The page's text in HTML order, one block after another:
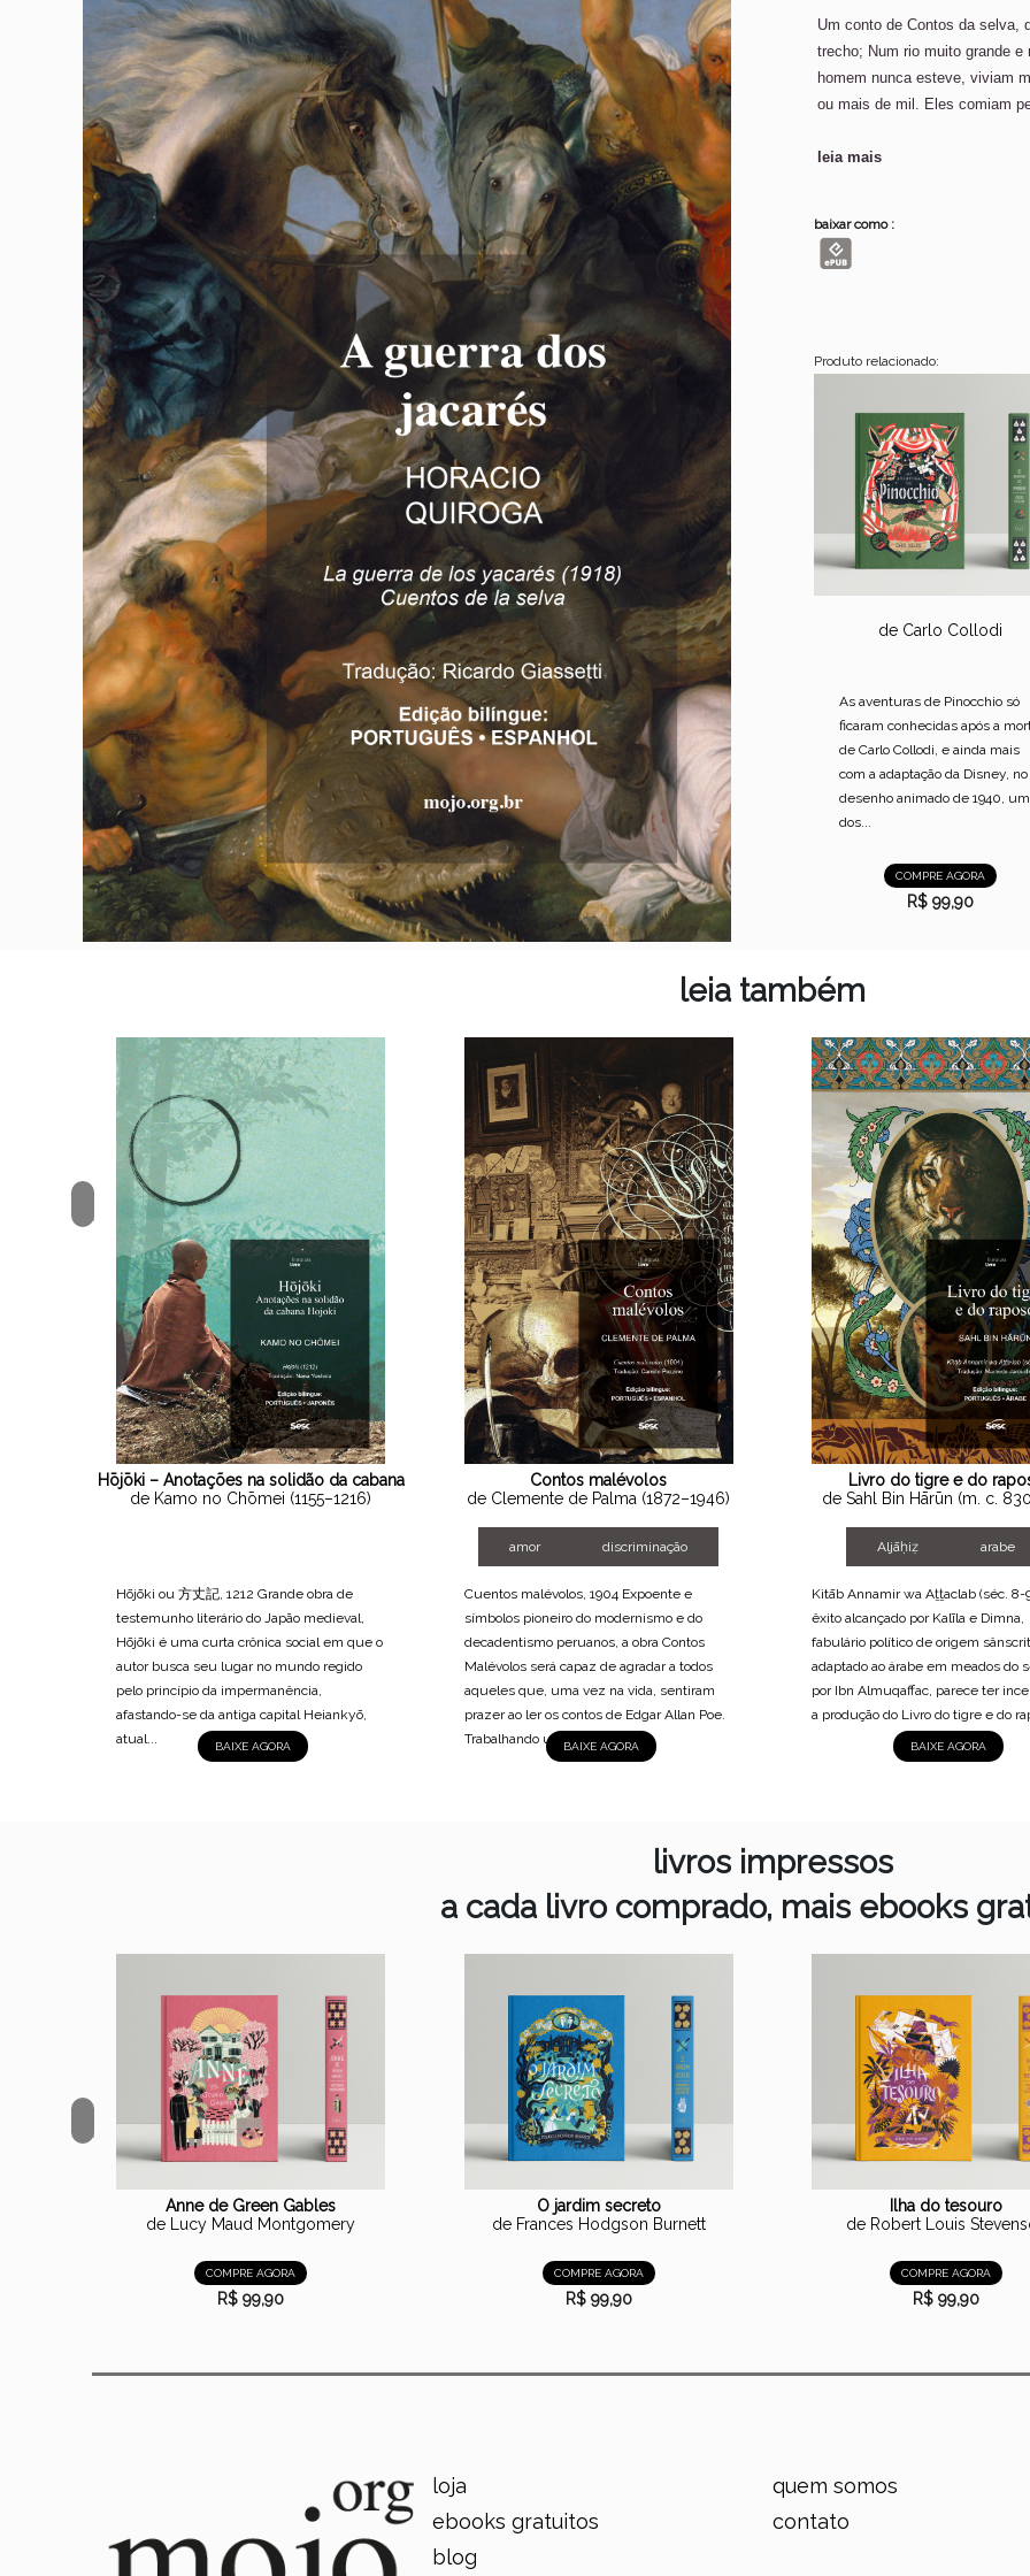
Um conto de Contos da selva,
trecho; Num rio muito grande
homem nunca esteve, viviam
ou mais de mil. Eles comiam
leia mais
baixar como :
Produto relacionado:
de Carlo Collodi
As aventuras de Pinocchio só
ficaram conhecidas após a
de Carlo Collodi, e ainda mais
com a adaptação da Disney, no
desenho animado de 1940, um
dos...
COMPRE AGORA
R$ 99,90
leia também
Hōjōki – Anotações na solidão da cabana
de Kamo no Chōmei (1155–1216)
Hōjōki ou 方丈記, 1212 Grande obra de
testemunho literário do Japão medieval,
Hōjōki é uma curta crônica social em que o
autor busca seu lugar no mundo regido
pelo princípio da impermanência,
afastando-se da antiga capital Heiankyō,
atual...
BAIXE AGORA
Contos malévolos
de Clemente de Palma (1872–1946)
amor discriminação
Cuentos malévolos, 1904 Expoente e
símbolos pioneiro do modernismo e do
decadentismo peruanos, a obra Contos
Malévolos será capaz de agradar a todos
aqueles que, uma vez na vida, sentiram
prazer ao ler os contos de Edgar Allan Poe.
Trabalhando uma...
BAIXE AGORA
Livro do tigre e do
de Sahl Bin Hārūn (m. c.
Aljāḥiẓ arabe
Kitāb Annamir wa Aṯṯaclab (séc. 8-
êxito alcançado por Kalīla e Dimna,
fabulário político de origem
adaptado ao árabe em meados do
por Ibn Almuqaffac, parece ter
a produção do Livro do tigre e do
BAIXE AGORA
<
livros impressos
a cada livro comprado, mais ebooks
Anne de Green Gables
de Lucy Maud Montgomery
COMPRE AGORA
R$ 99,90
O jardim secreto
de Frances Hodgson Burnett
COMPRE AGORA
R$ 99,90
Ilha do tesouro
de Robert Louis
COMPRE AGORA
R$ 99,90
<
loja
ebooks gratuitos
blog
quem somos
contato